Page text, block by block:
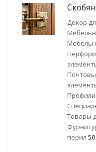
Декор
Товары
перил 50